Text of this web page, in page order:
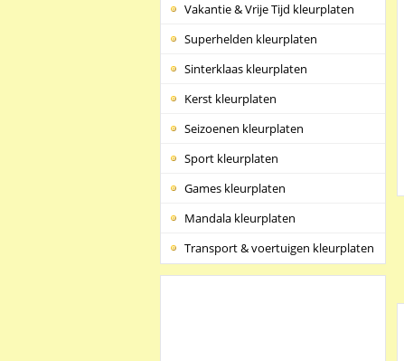
Vakantie & Vrije Tijd kleurplaten
Superhelden kleurplaten
Sinterklaas kleurplaten
Kerst kleurplaten
Seizoenen kleurplaten
Sport kleurplaten
Games kleurplaten
Mandala kleurplaten
Transport & voertuigen kleurplaten